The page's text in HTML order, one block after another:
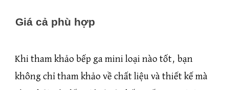
Giá cả phù hợp
Khi tham khảo bếp ga mini loại nào tốt, bạn
không chỉ tham khảo về chất liệu và thiết kế mà